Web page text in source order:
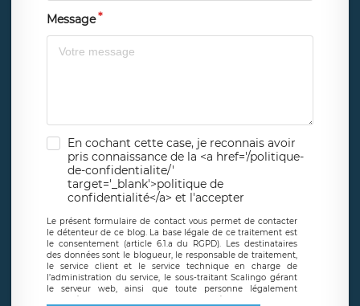
Message
En cochant cette case, je reconnais avoir
pris connaissance de la <a href='/politique-
de-confidentialite/'
target='_blank'>politique de
confidentialité</a> et l'accepter
Le présent formulaire de contact vous permet de contacter
le détenteur de ce blog. La base légale de ce traitement est
le consentement (article 6.1.a du RGPD). Les destinataires
des données sont le blogueur, le responsable de traitement,
le service client et le service technique en charge de
l’administration du service, le sous-traitant Scalingo gérant
le serveur web, ainsi que toute personne légalement
autorisée. Le formulaire de contact à destination du